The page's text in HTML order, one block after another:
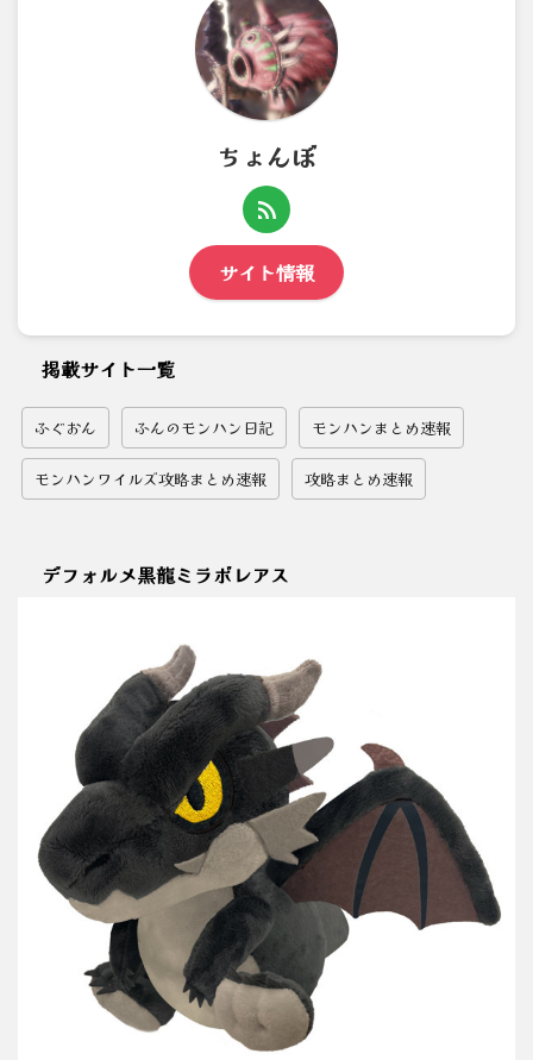
ちょんぼ
サイト情報
掲載サイト一覧
ふぐおん ふんのモンハン日記 モンハンまとめ速報
モンハンワイルズ攻略まとめ速報 攻略まとめ速報
デフォルメ黒龍ミラボレアス